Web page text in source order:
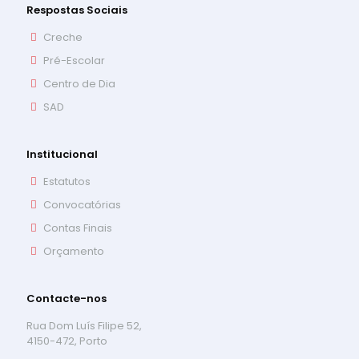
Respostas Sociais
Creche
Pré-Escolar
Centro de Dia
SAD
Institucional
Estatutos
Convocatórias
Contas Finais
Orçamento
Contacte-nos
Rua Dom Luís Filipe 52,
4150-472, Porto